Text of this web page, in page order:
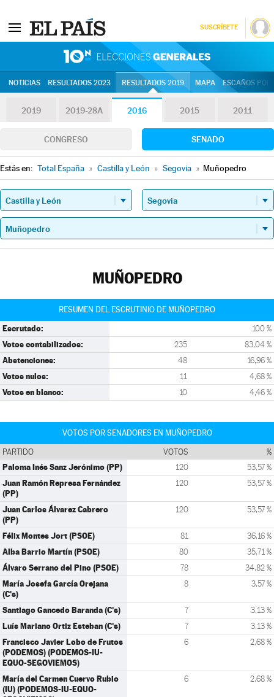
SUSCRÍBETE
NOTICIAS RESULTADOS 2023 RESULTADOS 2019 MAPA ESCAÑOS
2019 2019-28A 2016 2015 2011
CONGRESO SENADO
Estás en: Total España » Castilla y León » Segovia » Muñopedro
MUÑOPEDRO
RESUMEN DEL ESCRUTINIO DE MUÑOPEDRO
Escrutado: 100 %
Votos contabilizados: 235 83,04 %
Abstenciones: 48 16,96 %
Votos nulos: 11 4,68 %
Votos en blanco: 10 4,46 %
VOTOS POR SENADORES EN MUÑOPEDRO
PARTIDO VOTOS %
Paloma Inés Sanz Jerónimo (PP) 120 53,57 %
Juan Ramón Represa Fernández
(PP)
120 53,57 %
Juan Carlos Álvarez Cabrero
(PP)
120 53,57 %
Félix Montes Jort (PSOE) 81 36,16 %
Alba Barrio Martín (PSOE) 80 35,71 %
Álvaro Serrano del Pino (PSOE) 78 34,82 %
María Josefa García Orejana
(C's)
8 3,57 %
Santiago Gancedo Baranda (C's) 7 3,13 %
Luís Mariano Ortiz Esteban (C's) 7 3,13 %
Francisco Javier Lobo de Frutos
(PODEMOS) (PODEMOS-IU-
EQUO-SEGOVIEMOS)
6 2,68 %
María del Carmen Cuervo Rubio
(IU) (PODEMOS-IU-EQUO-
6 2,68 %